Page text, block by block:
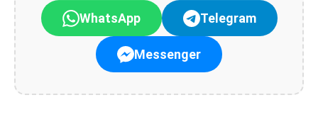
WhatsApp Telegram
Messenger